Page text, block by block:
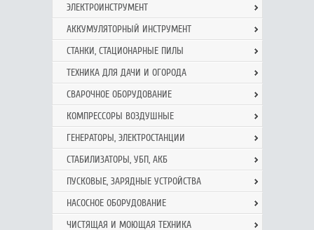
ЭЛЕКТРОИНСТРУМЕНТ
АККУМУЛЯТОРНЫЙ ИНСТРУМЕНТ
СТАНКИ, СТАЦИОНАРНЫЕ ПИЛЫ
ТЕХНИКА ДЛЯ ДАЧИ И ОГОРОДА
СВАРОЧНОЕ ОБОРУДОВАНИЕ
КОМПРЕССОРЫ ВОЗДУШНЫЕ
ГЕНЕРАТОРЫ, ЭЛЕКТРОСТАНЦИИ
СТАБИЛИЗАТОРЫ, УБП, АКБ
ПУСКОВЫЕ, ЗАРЯДНЫЕ УСТРОЙСТВА
НАСОСНОЕ ОБОРУДОВАНИЕ
ЧИСТЯЩАЯ И МОЮЩАЯ ТЕХНИКА